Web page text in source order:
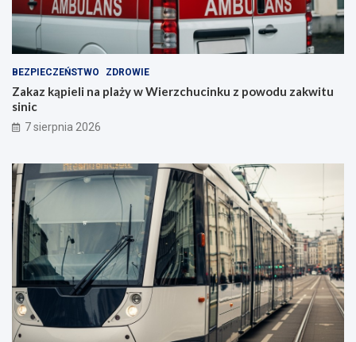
BEZPIECZEŃSTWO ZDROWIE
Zakaz kąpieli na plaży w Wierzchucinku z powodu zakwitu
sinic
7 sierpnia 2026